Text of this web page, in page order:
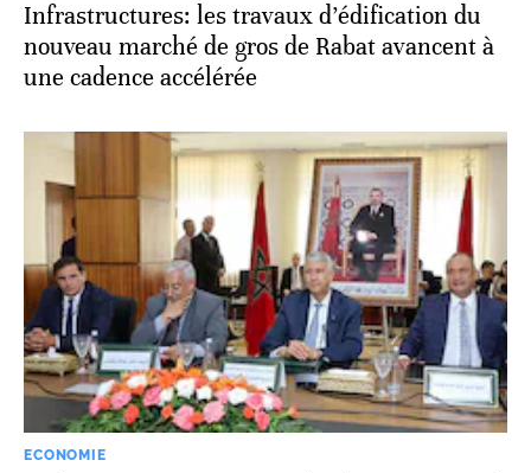
Infrastructures: les travaux d’édification du
nouveau marché de gros de Rabat avancent à
une cadence accélérée
ECONOMIE